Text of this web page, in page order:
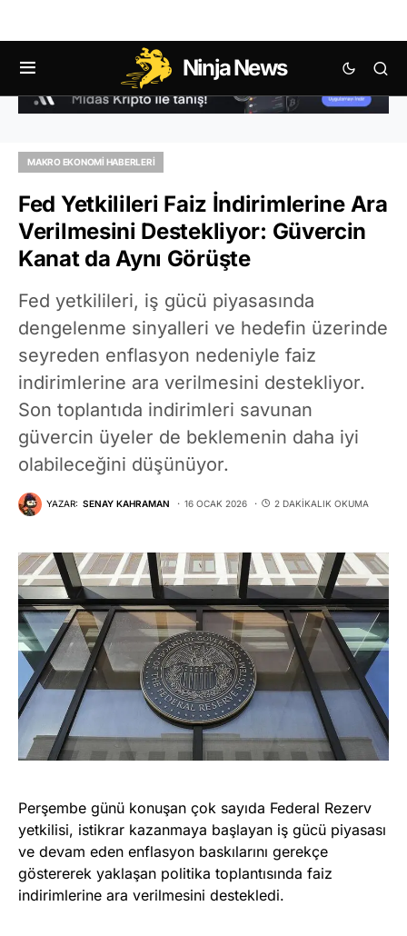
Ninja News
MAKRO EKONOMI HABERLERI
Fed Yetkilileri Faiz İndirimlerine Ara
Verilmesini Destekliyor: Güvercin
Kanat da Aynı Görüşte
Fed yetkilileri, iş gücü piyasasında
dengelenme sinyalleri ve hedefin üzerinde
seyreden enflasyon nedeniyle faiz
indirimlerine ara verilmesini destekliyor.
Son toplantıda indirimleri savunan
güvercin üyeler de beklemenin daha iyi
olabileceğini düşünüyor.
YAZAR: SENAY KAHRAMAN 16 OCAK 2026 2 DAKIKALIK OKUMA
Perşembe günü konuşan çok sayıda Federal Rezerv
yetkilisi, istikrar kazanmaya başlayan iş gücü piyasası
ve devam eden enflasyon baskılarını gerekçe
göstererek yaklaşan politika toplantısında faiz
indirimlerine ara verilmesini destekledi.